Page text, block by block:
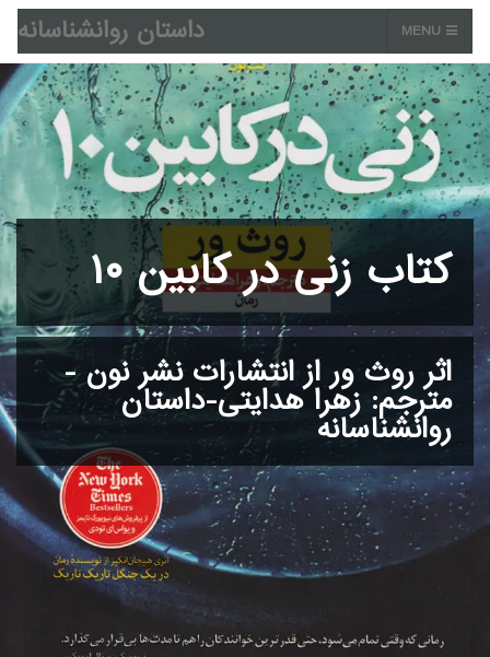
داستان روانشناسانه MENU
کتاب زنی در کابین ۱۰
اثر روث ور از انتشارات نشر نون -
مترجم: زهرا هدایتی-داستان
روانشناسانه